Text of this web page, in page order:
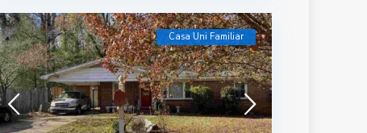
Casa Uni Familiar